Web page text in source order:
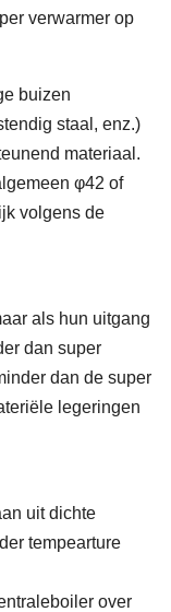
verwarmer op
buizen
staal, enz.)
materiaal.
φ42 of
volgens de
als hun uitgang
dan super
dan de super
legeringen
uit dichte
tempearture
over